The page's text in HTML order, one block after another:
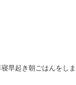
早起き朝ごはんをし